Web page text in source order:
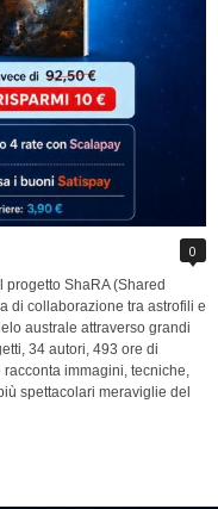
0
ShaRA (Shared
di collaborazione tra astrofili e
australe attraverso grandi
34 autori, 493 ore di
immagini, tecniche,
spettacolari meraviglie del